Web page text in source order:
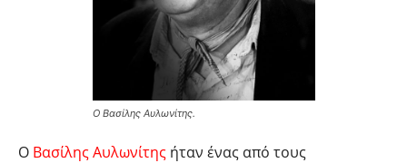
Ο Βασίλης Αυλωνίτης.
Ο Βασίλης Αυλωνίτης ήταν ένας από τους